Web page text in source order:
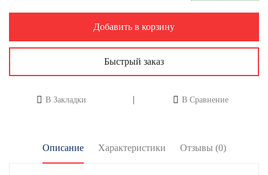
Добавить в корзину
Быстрый заказ
В Закладки В Сравнение
Описание Характеристики Отзывы (0)